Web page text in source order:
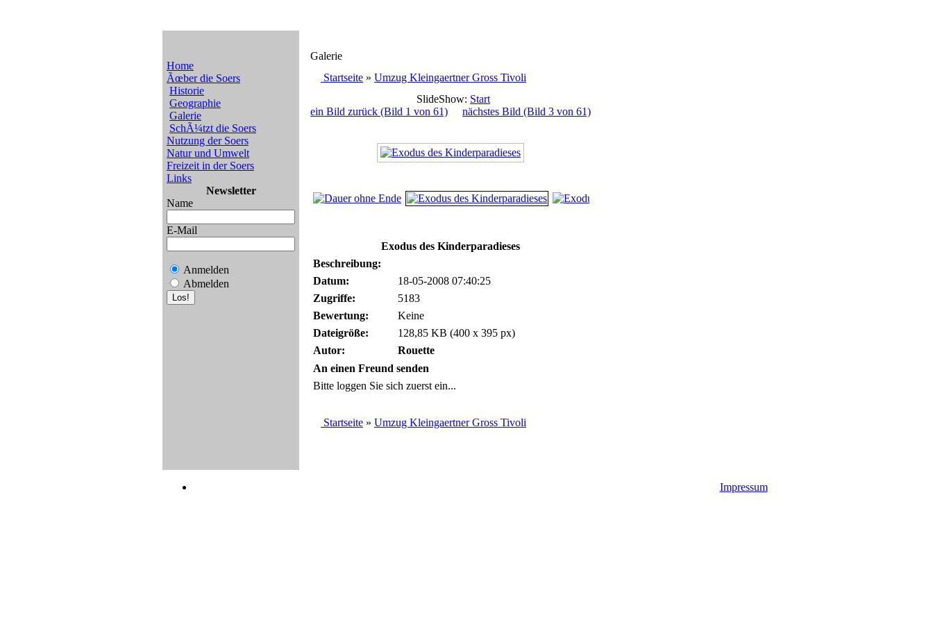
Home
Ãœber die Soers
Historie
Geographie
Galerie
SchÃ¼tzt die Soers
Nutzung der Soers
Natur und Umwelt
Freizeit in der Soers
Links
Newsletter
Name
E-Mail
Anmelden
Abmelden
Galerie
Startseite » Umzug Kleingaertner Gross Tivoli
SlideShow: Start
ein Bild zurück (Bild 1 von 61)
nächstes Bild (Bild 3 von 61)
Exodus des Kinderparadieses
Beschreibung:
Datum:
18-05-2008 07:40:25
Zugriffe:
5183
Bewertung:
Keine
Dateigröße:
128,85 KB (400 x 395 px)
Autor:
Rouette
An einen Freund senden
Bitte loggen Sie sich zuerst ein...
Startseite » Umzug Kleingaertner Gross Tivoli
Impressum